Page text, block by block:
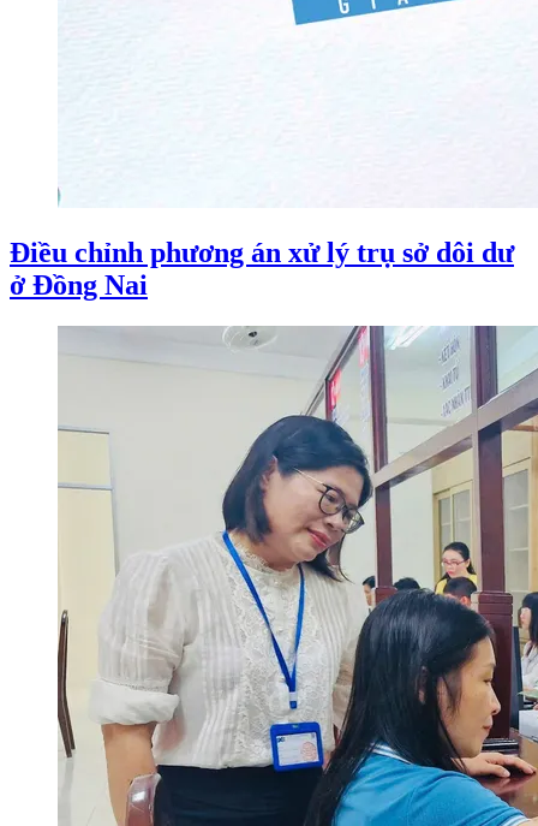
Điều chỉnh phương án xử lý trụ sở dôi dư
ở Đồng Nai